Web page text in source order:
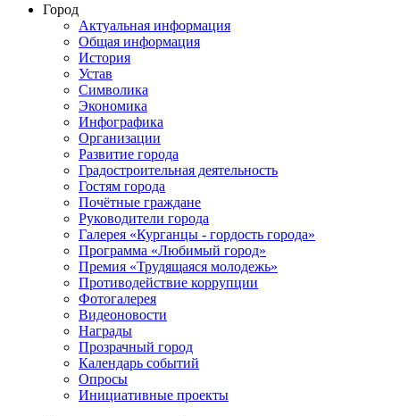
Город
Актуальная информация
Общая информация
История
Устав
Символика
Экономика
Инфографика
Организации
Развитие города
Градостроительная деятельность
Гостям города
Почётные граждане
Руководители города
Галерея «Курганцы - гордость города»
Программа «Любимый город»
Премия «Трудящаяся молодежь»
Противодействие коррупции
Фотогалерея
Видеоновости
Награды
Прозрачный город
Календарь событий
Опросы
Инициативные проекты